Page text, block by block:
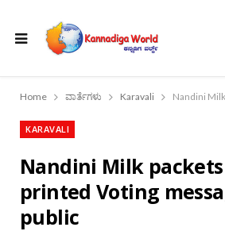
Home ವಾರ್ತೆಗಳು Karavali
KARAVALI
Nandini Milk
printed Voting
public